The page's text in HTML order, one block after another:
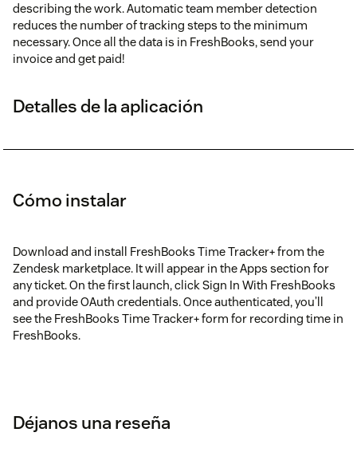
describing the work. Automatic team member detection
reduces the number of tracking steps to the minimum
necessary. Once all the data is in FreshBooks, send your
invoice and get paid!
Detalles de la aplicación
Cómo instalar
Download and install FreshBooks Time Tracker+ from the
Zendesk marketplace. It will appear in the Apps section for
any ticket. On the first launch, click Sign In With FreshBooks
and provide OAuth credentials. Once authenticated, you’ll
see the FreshBooks Time Tracker+ form for recording time in
FreshBooks.
Déjanos una reseña